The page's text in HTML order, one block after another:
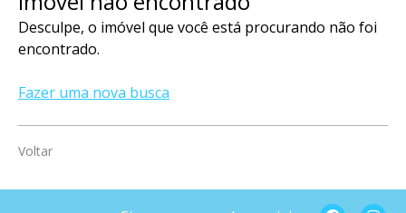
Desculpe, o imóvel que você está procurando não foi
encontrado.
Fazer uma nova busca
Voltar